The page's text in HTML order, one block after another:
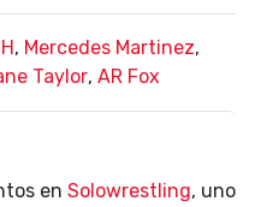
, Mercedes Martinez,
Taylor, AR Fox
en Solowrestling, uno